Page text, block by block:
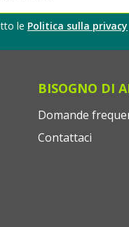
le Politica sulla privacy
BISOGNO DI
Domande
Contattaci